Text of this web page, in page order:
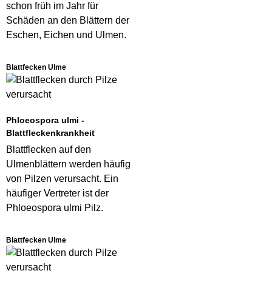
schon früh im Jahr für
Schäden an den Blättern der
Eschen, Eichen und Ulmen.
Blattfecken Ulme
Phloeospora ulmi -
Blattfleckenkrankheit
Blattflecken auf den
Ulmenblättern werden häufig
von Pilzen verursacht. Ein
häufiger Vertreter ist der
Phloeospora ulmi Pilz.
Blattfecken Ulme